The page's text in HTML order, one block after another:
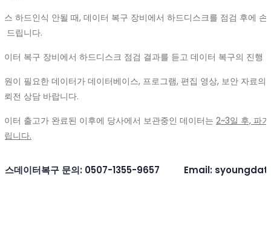
스 하드인식 안될 때, 데이터 복구 장비에서 하드디스크를 점검 후에
드립니다.
이터 복구 장비에서 하드디스크 점검 결과를 듣고 데이터 복구의 진행
원이 필요한 데이터가 데이터베이스, 프로그램, 편집 영상, 보안 자료
뢰전 상담 바랍니다.
이터 출고가 완료된 이후에 당사에서 보관중인 데이터는 2~3일 후, 파
립니다.
스데이터복구 문의: 0507-1355-9657 Email: